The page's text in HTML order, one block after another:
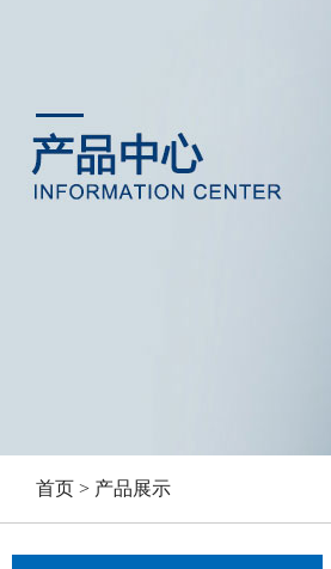
首页 > 产品展示